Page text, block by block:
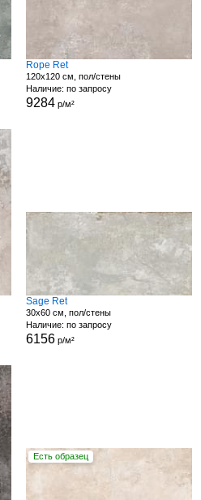
Rope Ret
120x120 см, пол/стены
Наличие: по запросу
9284 р/м²
Sage Ret
30x60 см, пол/стены
Наличие: по запросу
6156 р/м²
Есть образец